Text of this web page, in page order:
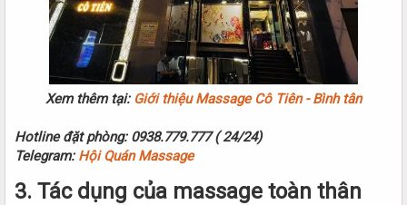
Xem thêm tại: Giới thiệu Massage Cô Tiên - Bình tân
Hotline đặt phòng: 0938.779.777 ( 24/24)
Telegram: Hội Quán Massage
3. Tác dụng của massage toàn thân